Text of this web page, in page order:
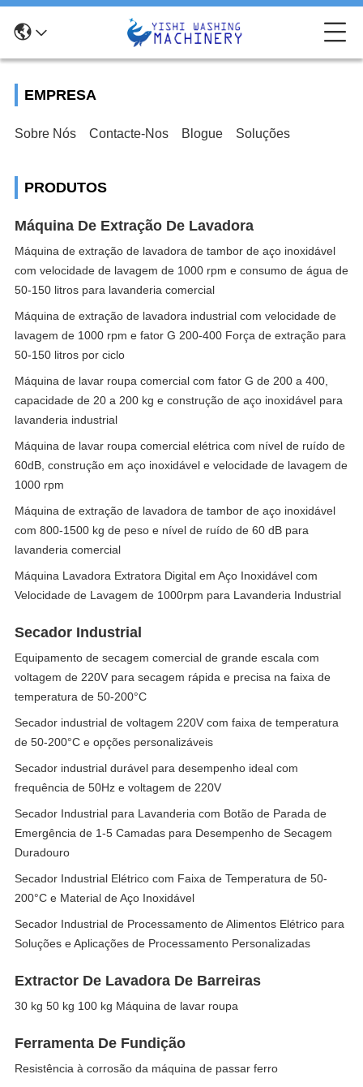
EMPRESA
Sobre Nós Contacte-Nos Blogue Soluções
PRODUTOS
Máquina De Extração De Lavadora
Máquina de extração de lavadora de tambor de aço inoxidável
com velocidade de lavagem de 1000 rpm e consumo de água de
50-150 litros para lavanderia comercial
Máquina de extração de lavadora industrial com velocidade de
lavagem de 1000 rpm e fator G 200-400 Força de extração para
50-150 litros por ciclo
Máquina de lavar roupa comercial com fator G de 200 a 400,
capacidade de 20 a 200 kg e construção de aço inoxidável para
lavanderia industrial
Máquina de lavar roupa comercial elétrica com nível de ruído de
60dB, construção em aço inoxidável e velocidade de lavagem de
1000 rpm
Máquina de extração de lavadora de tambor de aço inoxidável
com 800-1500 kg de peso e nível de ruído de 60 dB para
lavanderia comercial
Máquina Lavadora Extratora Digital em Aço Inoxidável com
Velocidade de Lavagem de 1000rpm para Lavanderia Industrial
Secador Industrial
Equipamento de secagem comercial de grande escala com
voltagem de 220V para secagem rápida e precisa na faixa de
temperatura de 50-200°C
Secador industrial de voltagem 220V com faixa de temperatura
de 50-200°C e opções personalizáveis
Secador industrial durável para desempenho ideal com
frequência de 50Hz e voltagem de 220V
Secador Industrial para Lavanderia com Botão de Parada de
Emergência de 1-5 Camadas para Desempenho de Secagem
Duradouro
Secador Industrial Elétrico com Faixa de Temperatura de 50-
200°C e Material de Aço Inoxidável
Secador Industrial de Processamento de Alimentos Elétrico para
Soluções e Aplicações de Processamento Personalizadas
Extractor De Lavadora De Barreiras
30 kg 50 kg 100 kg Máquina de lavar roupa
Ferramenta De Fundição
Resistência à corrosão da máquina de passar ferro